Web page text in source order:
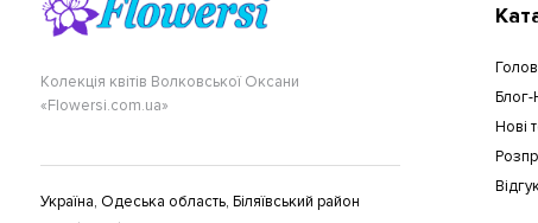
Колекція квітів Волковської Оксани
«Flowersi.com.ua»
Україна, Одеська область, Біляївський район
Нові